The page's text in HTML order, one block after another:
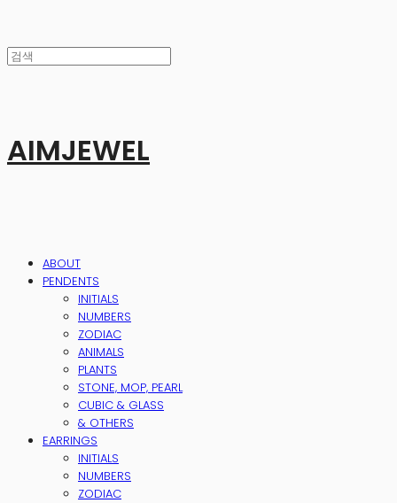
AIMJEWEL
ABOUT
PENDENTS
INITIALS
NUMBERS
ZODIAC
ANIMALS
PLANTS
STONE, MOP, PEARL
CUBIC & GLASS
& OTHERS
EARRINGS
INITIALS
NUMBERS
ZODIAC